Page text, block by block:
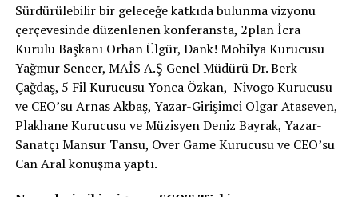
Sürdürülebilir bir geleceğe katkıda bulunma vizyonu
çerçevesinde düzenlenen konferansta, 2plan İcra
Kurulu Başkanı Orhan Ülgür, Dank! Mobilya Kurucusu
Yağmur Sencer, MAİS A.Ş Genel Müdürü Dr. Berk
Çağdaş, 5 Fil Kurucusu Yonca Özkan, Nivogo Kurucusu
ve CEO’su Arnas Akbaş, Yazar-Girişimci Olgar Ataseven,
Plakhane Kurucusu ve Müzisyen Deniz Bayrak, Yazar-
Sanatçı Mansur Tansu, Over Game Kurucusu ve CEO’su
Can Aral konuşma yaptı.